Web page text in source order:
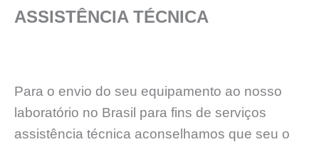
ASSISTÊNCIA TÉCNICA
Para o envio do seu equipamento ao nosso
laboratório no Brasil para fins de serviços
assistência técnica aconselhamos que seu o